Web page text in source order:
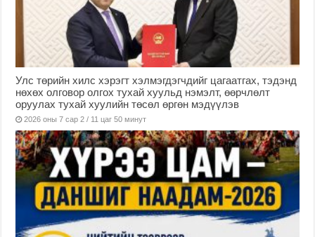
Улс төрийн хилс хэрэгт хэлмэгдэгчдийг цагаатгах, тэдэнд
нөхөх олговор олгох тухай хуульд нэмэлт, өөрчлөлт
оруулах тухай хуулийн төсөл өргөн мэдүүлэв
2026 оны 7 сар 2 / 11 цаг 50 минут